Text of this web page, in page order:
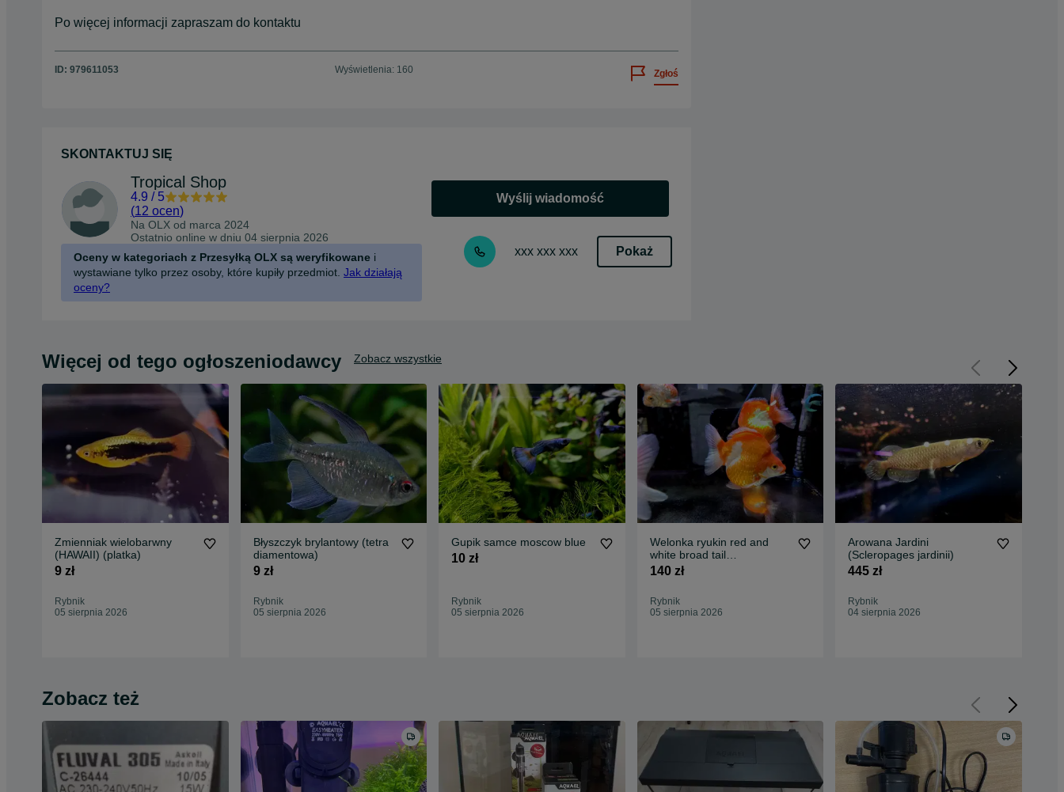
Po więcej informacji zapraszam do kontaktu
ID: 979611053 Wyświetlenia: 160 Zgłoś
SKONTAKTUJ SIĘ
Tropical Shop
4.9 / 5
(12 ocen)
Na OLX od marca 2024
Ostatnio online w dniu 04 sierpnia 2026
Oceny w kategoriach z Przesyłką OLX są weryfikowane i
wystawiane tylko przez osoby, które kupiły przedmiot. Jak działają
oceny?
Wyślij wiadomość
xxx xxx xxx Pokaż
Więcej od tego ogłoszeniodawcy Zobacz wszystkie
Zmienniak wielobarwny
(HAWAII) (platka)
9 zł
Rybnik
05 sierpnia 2026
Błyszczyk brylantowy (tetra
diamentowa)
9 zł
Rybnik
05 sierpnia 2026
Gupik samce moscow blue
10 zł
Rybnik
05 sierpnia 2026
Welonka ryukin red and
white broad tail
(PROMOCJA)
140 zł
Rybnik
05 sierpnia 2026
Arowana Jardini
(Scleropages jardinii)
445 zł
Rybnik
04 sierpnia 2026
Zobacz też